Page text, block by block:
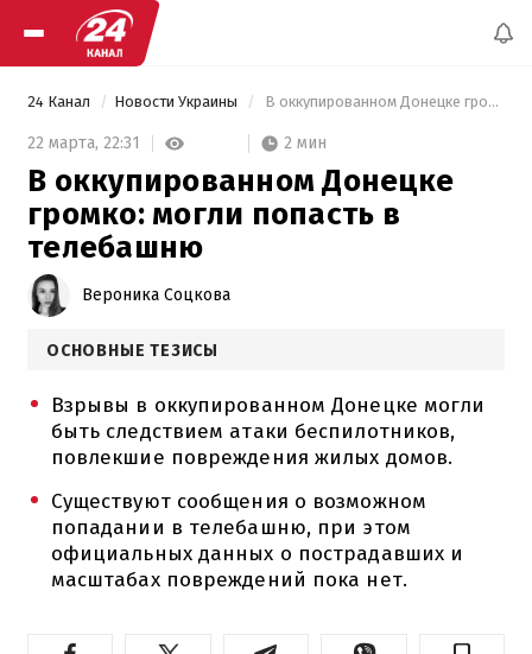
24 Канал Новости Украины В оккупированном Донецке громко: могли попасть в телебашню
22 марта, 22:31 2 мин
В оккупированном Донецке
громко: могли попасть в
телебашню
Вероника Соцкова
ОСНОВНЫЕ ТЕЗИСЫ
Взрывы в оккупированном Донецке могли
быть следствием атаки беспилотников,
повлекшие повреждения жилых домов.
Существуют сообщения о возможном
попадании в телебашню, при этом
официальных данных о пострадавших и
масштабах повреждений пока нет.